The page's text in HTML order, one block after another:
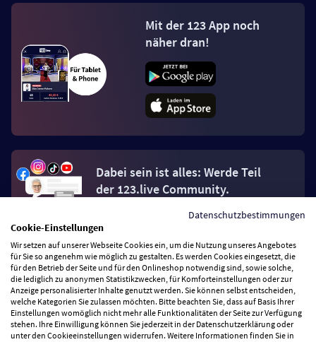
Mit der 123 App noch
näher dran!
Dabei sein ist alles: Werde Teil
der 123.live Community.
Vertrag widerrufen
Datenschutzbestimmungen
Cookie-Einstellungen
Wir setzen auf unserer Webseite Cookies ein, um die Nutzung unseres Angebotes
für Sie so angenehm wie möglich zu gestalten. Es werden Cookies eingesetzt, die
für den Betrieb der Seite und für den Onlineshop notwendig sind, sowie solche,
die lediglich zu anonymen Statistikzwecken, für Komforteinstellungen oder zur
Anzeige personalisierter Inhalte genutzt werden. Sie können selbst entscheiden,
welche Kategorien Sie zulassen möchten. Bitte beachten Sie, dass auf Basis Ihrer
Einstellungen womöglich nicht mehr alle Funktionalitäten der Seite zur Verfügung
stehen. Ihre Einwilligung können Sie jederzeit in der Datenschutzerklärung oder
unter den Cookieeinstellungen widerrufen. Weitere Informationen finden Sie in